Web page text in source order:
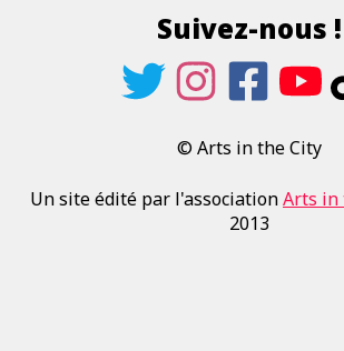
Suivez-nous !
© Arts in the City
Un site édité par l'associationArts in
2013